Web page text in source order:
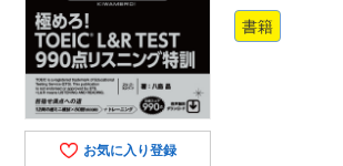
お気に入り登録
書籍